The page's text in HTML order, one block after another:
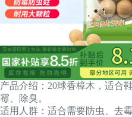
产品介绍：20球香樟木，适合
霉、除臭。
适用人群：适合需要防虫、去霉